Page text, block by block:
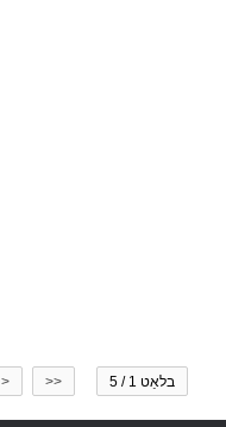
ווייטער > >> בלאַט 1 / 5